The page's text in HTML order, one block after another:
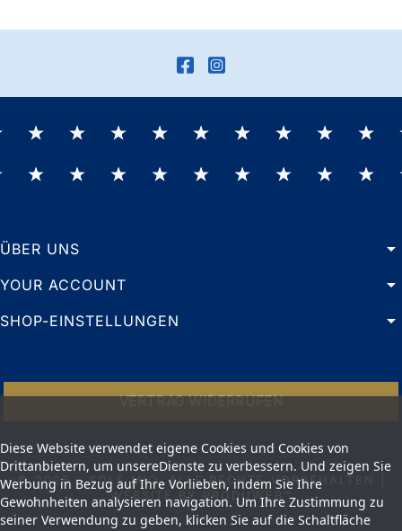
ÜBER UNS arrow_drop_down
YOUR ACCOUNT arrow_drop_down
SHOP-EINSTELLUNGEN arrow_drop_down
Diese Website verwendet eigene Cookies und Cookies von
Drittanbietern, um unsereDienste zu verbessern. Und zeigen Sie
Werbung in Bezug auf Ihre Vorlieben, indem Sie Ihre
Gewohnheiten analysieren navigation. Um Ihre Zustimmung zu
seiner Verwendung zu geben, klicken Sie auf die Schaltfläche
VERTRAG WIDERRUFEN
© 2026 - SOLE MIO. ALLE RECHTE VORBEHALTEN |
WEBSITE BY PRODUWEB™